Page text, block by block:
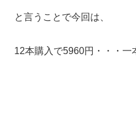
と言うことで今回は、
12本購入で5960円・・・一